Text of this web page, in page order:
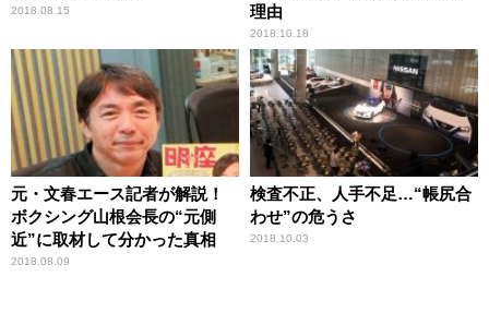
2018.08.15
理由
2018.10.18
元・文春エース記者が解説！
ボクシング山根会長の“元側
近”に取材して分かった真相
2018.08.09
検査不正、人手不足…“帳尻合
わせ”の危うさ
2018.10.03